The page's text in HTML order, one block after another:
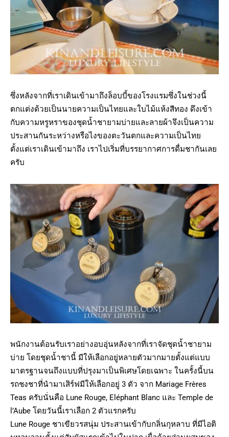
ซึ่งหลังจากที่เราเดินเข้ามาถึงล็อบบี้ของโรงแรมซึ่งในช่วงนี้
ตกแต่งด้วยเป็นนายความเป็นไทยและใบไม้แห้งสีทอง ดึงเข้า
กับความหรูหราของชุดน้ำชายามบ่ายและลายผ้าจึงเป็นความ
ประสานกันระหว่างหรือไงของตะวันตกและความเป็นไทย
ตั้งแต่เราเดินเข้ามาถึง เราไปเริ่มที่บรรยากาศการดื่มชากันเลย
ครับ
พนักงานต้อนรับเราอย่างอบอุ่นหลังจากที่เราจัดชุดน้ำชายาม
บ่าย โดยชุดน้ำชานี้ มีให้เลือกอยู่หลายตัวมากมายตั้งแต่แบบ
มาตรฐานจนถึงแบบที่ปรุงมาเป็นพิเศษโดยเฉพาะ ในครั้งนี้บน
รถชงชาที่นำมาเสิร์ฟมีให้เลือกอยู่ 3 ตัว จาก Mariage Frères
Teas ครับนั่นคือ Lune Rouge, Eléphant Blanc และ Temple de
l’Aube โดยวันนี้เราเลือก 2 ตัวแรกครับ
Lune Rouge ชาเขียวรสนุ่ม ประสานเข้ากับกลิ่นกุหลาบ ที่มีไอติ